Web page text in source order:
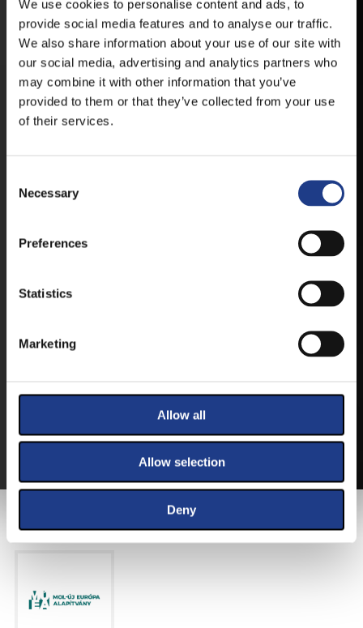
We use cookies to personalise content and ads, to
provide social media features and to analyse our traffic.
We also share information about your use of our site with
our social media, advertising and analytics partners who
may combine it with other information that you’ve
provided to them or that they’ve collected from your use
of their services.
Necessary
Preferences
Statistics
Marketing
Allow all
Allow selection
Deny
JEGYEK
ONLINE!
VÁLTSA MEG JEGYÉT ONLINE, BANKKÁRTYÁS
FIZETÉSSEL!
A JEGYVÁSÁRLÁSI INFORMÁCIÓKAT ITT TALÁLJA.
HELYSZÍNVÁLTOZÁSRÓL.
ELÉRHETŐ ANDROID ÉS IOS RENDSZEREKRE AZ
ISMERT HELYEKEN, VAGY IDE KATTINTVA :
ANDROID
FŐTÁMOGATÓNK